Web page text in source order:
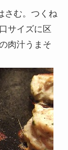
さむ。つくね
サイズに区
肉汁うまそ